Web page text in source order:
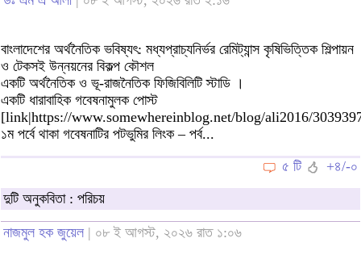
বাংলাদেশের অর্থনৈতিক ভবিষ্যৎ: মধ্যপ্রাচ্যনির্ভর রেমিট্যান্স কৃষিভিত্তিক শিল্পায়ন
ও টেকসই উন্নয়নের বিকল্প কৌশল
একটি অর্থনৈতিক ও ভূ-রাজনৈতিক ফিজিবিলিটি স্টাডি ।
একটি ধারাবাহিক গবেষনামুলক পোস্ট
[link|https://www.somewhereinblog.net/blog/ali2016/
১ম পর্বে থাকা গবেষনাটির পটভুমির লিংক – পর্ব...
৫ টি
+৪/-০
দুটি অনুকবিতা : পরিচয়
নাজমুল হক জুয়েল | ০৮ ই আগস্ট, ২০২৬ রাত ১:০৬